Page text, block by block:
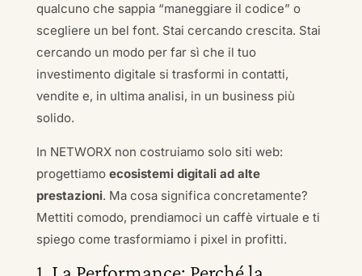
qualcuno che sappia “maneggiare il codice” o
scegliere un bel font. Stai cercando crescita. Stai
cercando un modo per far sì che il tuo
investimento digitale si trasformi in contatti,
vendite e, in ultima analisi, in un business più
solido.
In NETWORX non costruiamo solo siti web:
progettiamo ecosistemi digitali ad alte
prestazioni. Ma cosa significa concretamente?
Mettiti comodo, prendiamoci un caffè virtuale e ti
spiego come trasformiamo i pixel in profitti.